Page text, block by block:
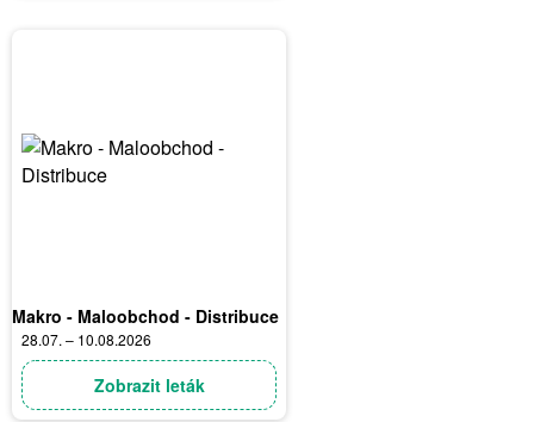
Makro - Maloobchod - Distribuce
28.07. – 10.08.2026
Zobrazit leták